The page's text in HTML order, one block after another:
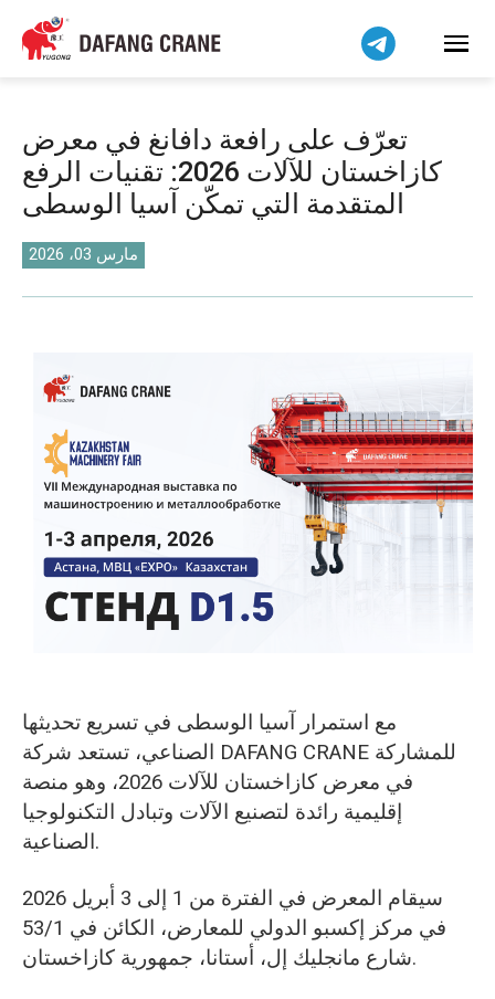
تعرّف على رافعة دافانغ في معرض
كازاخستان للآلات 2026: تقنيات الرفع
المتقدمة التي تمكّن آسيا الوسطى
مارس 03، 2026
مع استمرار آسيا الوسطى في تسريع تحديثها
الصناعي، تستعد شركة DAFANG CRANE للمشاركة
في معرض كازاخستان للآلات 2026، وهو منصة
إقليمية رائدة لتصنيع الآلات وتبادل التكنولوجيا
الصناعية.
سيقام المعرض في الفترة من 1 إلى 3 أبريل 2026
في مركز إكسبو الدولي للمعارض، الكائن في 53/1
شارع مانجليك إل، أستانا، جمهورية كازاخستان.
Bahasa Indonesia
Bahasa Melayu
বাংলা
فارسی
Pilipino
اردو
Українська
Kiswahili
Dansk
Norsk
O‘zbekcha